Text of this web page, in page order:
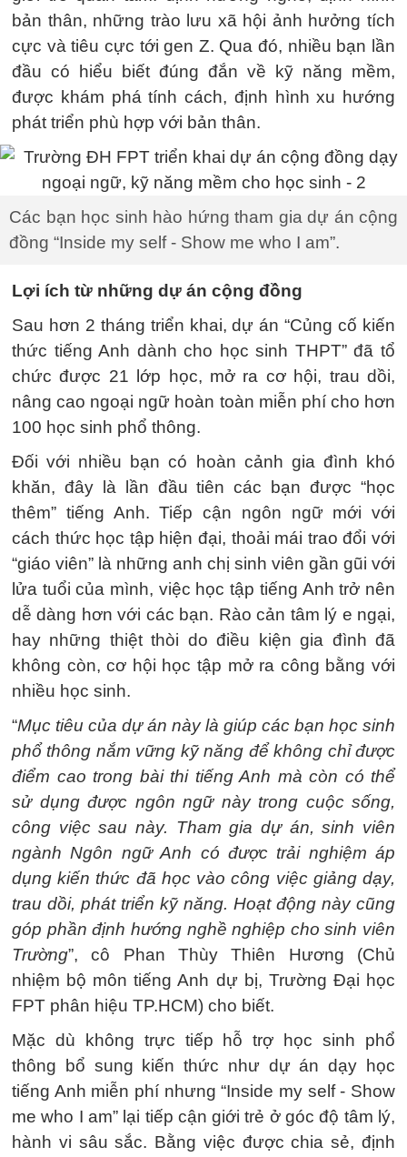
bản thân, những trào lưu xã hội ảnh hưởng tích
cực và tiêu cực tới gen Z. Qua đó, nhiều bạn lần
đầu có hiểu biết đúng đắn về kỹ năng mềm,
được khám phá tính cách, định hình xu hướng
phát triển phù hợp với bản thân.
Các bạn học sinh hào hứng tham gia dự án cộng
đồng “Inside my self - Show me who I am”.
Lợi ích từ những dự án cộng đồng
Sau hơn 2 tháng triển khai, dự án “Củng cố kiến
thức tiếng Anh dành cho học sinh THPT” đã tổ
chức được 21 lớp học, mở ra cơ hội, trau dồi,
nâng cao ngoại ngữ hoàn toàn miễn phí cho hơn
100 học sinh phổ thông.
Đối với nhiều bạn có hoàn cảnh gia đình khó
khăn, đây là lần đầu tiên các bạn được “học
thêm” tiếng Anh. Tiếp cận ngôn ngữ mới với
cách thức học tập hiện đại, thoải mái trao đổi với
“giáo viên” là những anh chị sinh viên gần gũi với
lửa tuổi của mình, việc học tập tiếng Anh trở nên
dễ dàng hơn với các bạn. Rào cản tâm lý e ngại,
hay những thiệt thòi do điều kiện gia đình đã
không còn, cơ hội học tập mở ra công bằng với
nhiều học sinh.
“Mục tiêu của dự án này là giúp các bạn học sinh
phổ thông nắm vững kỹ năng để không chỉ được
điểm cao trong bài thi tiếng Anh mà còn có thể
sử dụng được ngôn ngữ này trong cuộc sống,
công việc sau này. Tham gia dự án, sinh viên
ngành Ngôn ngữ Anh có được trải nghiệm áp
dụng kiến thức đã học vào công việc giảng dạy,
trau dồi, phát triển kỹ năng. Hoạt động này cũng
góp phần định hướng nghề nghiệp cho sinh viên
Trường”, cô Phan Thùy Thiên Hương (Chủ
nhiệm bộ môn tiếng Anh dự bị, Trường Đại học
FPT phân hiệu TP.HCM) cho biết.
Mặc dù không trực tiếp hỗ trợ học sinh phổ
thông bổ sung kiến thức như dự án dạy học
tiếng Anh miễn phí nhưng “Inside my self - Show
me who I am” lại tiếp cận giới trẻ ở góc độ tâm lý,
hành vi sâu sắc. Bằng việc được chia sẻ, định